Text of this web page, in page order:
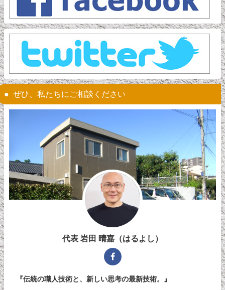
ぜひ、私たちにご相談ください
代表 岩田 晴嘉（はるよし）
『伝統の職人技術と、新しい思考の最新技術。』